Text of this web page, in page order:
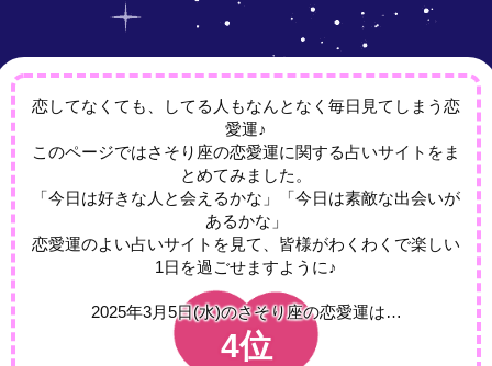
恋してなくても、してる人もなんとなく毎日見てしまう恋
愛運♪
このページではさそり座の恋愛運に関する占いサイトをま
とめてみました。
「今日は好きな人と会えるかな」「今日は素敵な出会いが
あるかな」
恋愛運のよい占いサイトを見て、皆様がわくわくで楽しい
1日を過ごせますように♪
2025年3月5日(水)のさそり座の恋愛運は…
4位